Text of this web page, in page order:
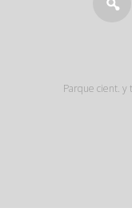
Parque cient.